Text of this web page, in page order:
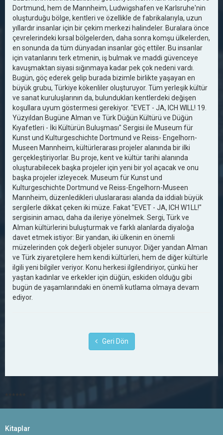
Dortmund, hem de Mannheim, Ludwigshafen ve Karlsruhe'nin
oluşturduğu bölge, kentleri ve özellikle de fabrikalarıyla, uzun
yıllardır insanlar için bir çekim merkezi halindeler. Buralara önce
çevrelerindeki kırsal bölgelerden, daha sonra komşu ülkelerden,
en sonunda da tüm dünyadan insanlar göç ettiler. Bu insanlar
için vatanlarını terk etmenin, iş bulmak ve maddi güvenceye
kavuşmaktan siyasi sığınmaya kadar pek çok nedeni vardı.
Bugün, göç ederek gelip burada bizimle birlikte yaşayan en
büyük grubu, Türkiye kökenliler oluşturuyor. Tüm yerleşik kültür
ve sanat kuruluşlarının da, bulundukları kentlerdeki değişen
koşullara uyum göstermesi gerekiyor. "EVET - JA, ICH WILL! 19.
Yüzyıldan Bugüne Alman ve Türk Düğün Kültürü ve Düğün
Kıyafetleri - İki Kültürün Buluşması" Sergisi ile Museum für
Kunst und Kulturgeschichte Dortmund ve Reiss- Engelhorn-
Museen Mannheim, kültürlerarası projeler alanında bir ilki
gerçekleştiriyorlar. Bu proje, kent ve kültür tarihi alanında
oluşturabilecek başka projeler için yeni bir yol açacak ve onu
başka projeler izleyecek. Museum für Kunst und
Kulturgeschichte Dortmund ve Reiss-Engelhorn-Museen
Mannheim, düzenledikleri uluslararası alanda da iddialı büyük
sergilerle dikkat çeken iki müze. Fakat "EVET - JA, ICH W1LL!"
sergisinin amacı, daha da ileriye yönelmek. Sergi, Türk ve
Alman kültürlerini buluşturmak ve farklı alanlarda diyaloğa
davet etmek istiyor: Bir yandan, iki ülkenin en önemli
müzelerinden çok değerli objeler sunuyor. Diğer yandan Alman
ve Türk ziyaretçilere hem kendi kültürleri, hem de diğer kültürle
ilgili yeni bilgiler veriyor. Konu herkesi ilgilendiriyor, çünkü her
yaştan kadınlar ve erkekler için düğün, eskiden olduğu gibi
bugün de yaşamlarındaki en önemli kutlama olmaya devam
ediyor.
Geri Dön
******
Kitaplar